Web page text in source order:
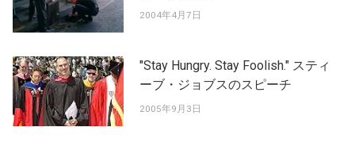
2004年4月7日
"Stay Hungry. Stay Foolish." スティ
ーブ・ジョブスのスピーチ
2005年9月3日